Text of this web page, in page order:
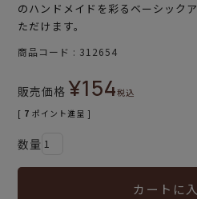
のハンドメイドを彩るベーシック
ただけます。
商品コード 312654
販売価格 ¥154税込
[ 7 ポイント進呈 ]
カートに